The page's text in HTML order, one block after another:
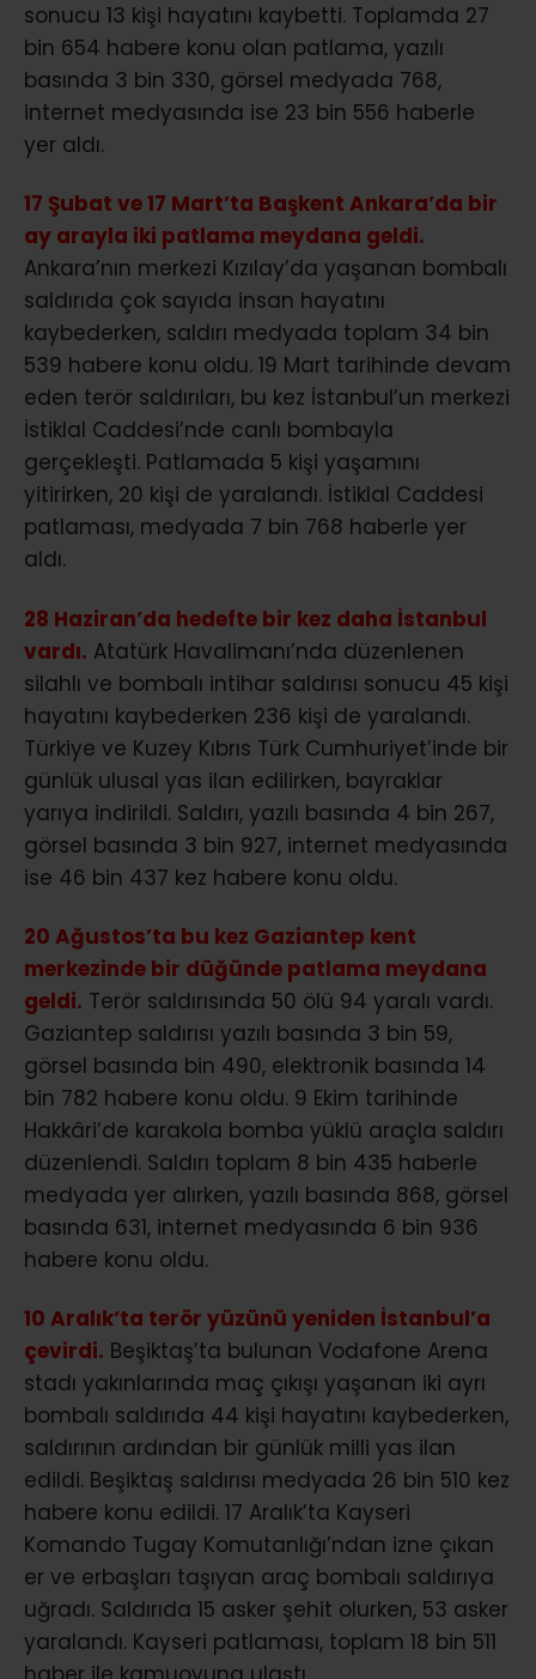
sonucu 13 kişi hayatını kaybetti. Toplamda 27
bin 654 habere konu olan patlama, yazılı
basında 3 bin 330, görsel medyada 768,
internet medyasında ise 23 bin 556 haberle
yer aldı.
17 Şubat ve 17 Mart’ta Başkent Ankara’da bir
ay arayla iki patlama meydana geldi.
Ankara’nın merkezi Kızılay’da yaşanan bombalı
saldırıda çok sayıda insan hayatını
kaybederken, saldırı medyada toplam 34 bin
539 habere konu oldu. 19 Mart tarihinde devam
eden terör saldırıları, bu kez İstanbul’un merkezi
İstiklal Caddesi’nde canlı bombayla
gerçekleşti. Patlamada 5 kişi yaşamını
yitirirken, 20 kişi de yaralandı. İstiklal Caddesi
patlaması, medyada 7 bin 768 haberle yer
aldı.
28 Haziran’da hedefte bir kez daha İstanbul
vardı. Atatürk Havalimanı’nda düzenlenen
silahlı ve bombalı intihar saldırısı sonucu 45 kişi
hayatını kaybederken 236 kişi de yaralandı.
Türkiye ve Kuzey Kıbrıs Türk Cumhuriyet’inde bir
günlük ulusal yas ilan edilirken, bayraklar
yarıya indirildi. Saldırı, yazılı basında 4 bin 267,
görsel basında 3 bin 927, internet medyasında
ise 46 bin 437 kez habere konu oldu.
20 Ağustos’ta bu kez Gaziantep kent
merkezinde bir düğünde patlama meydana
geldi. Terör saldırısında 50 ölü 94 yaralı vardı.
Gaziantep saldırısı yazılı basında 3 bin 59,
görsel basında bin 490, elektronik basında 14
bin 782 habere konu oldu. 9 Ekim tarihinde
Hakkâri’de karakola bomba yüklü araçla saldırı
düzenlendi. Saldırı toplam 8 bin 435 haberle
medyada yer alırken, yazılı basında 868, görsel
basında 631, internet medyasında 6 bin 936
habere konu oldu.
10 Aralık’ta terör yüzünü yeniden İstanbul’a
çevirdi. Beşiktaş’ta bulunan Vodafone Arena
stadı yakınlarında maç çıkışı yaşanan iki ayrı
bombalı saldırıda 44 kişi hayatını kaybederken,
saldırının ardından bir günlük milli yas ilan
edildi. Beşiktaş saldırısı medyada 26 bin 510 kez
habere konu edildi. 17 Aralık’ta Kayseri
Komando Tugay Komutanlığı’ndan izne çıkan
er ve erbaşları taşıyan araç bombalı saldırıya
uğradı. Saldırıda 15 asker şehit olurken, 53 asker
yaralandı. Kayseri patlaması, toplam 18 bin 511